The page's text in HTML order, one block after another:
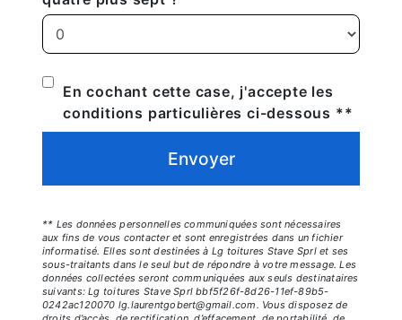
En cochant cette case, j'accepte les
conditions particulières ci-dessous **
Envoyer
** Les données personnelles communiquées sont nécessaires
aux fins de vous contacter et sont enregistrées dans un fichier
informatisé. Elles sont destinées à Lg toitures Stave Sprl et ses
sous-traitants dans le seul but de répondre à votre message. Les
données collectées seront communiquées aux seuls destinataires
suivants: Lg toitures Stave Sprl bbf5f26f-8d26-11ef-89b5-
0242ac120070 lg.laurentgobert@gmail.com. Vous disposez de